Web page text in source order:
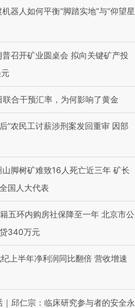
器人如何平衡“脚踏实地”与“仰望星
普召开矿业圆桌会 拟向关键矿产投
联合干预汇率，为何影响了黄金
”农民工讨薪涉刑案发回重审 因部
山脚树矿难致16人死亡近三年 矿长
国人大代表
五环内购房社保降至一年 北京市公
340万元
上半年净利润同比翻倍 营收增速
｜邱仁宗：临床研究参与者的安全永